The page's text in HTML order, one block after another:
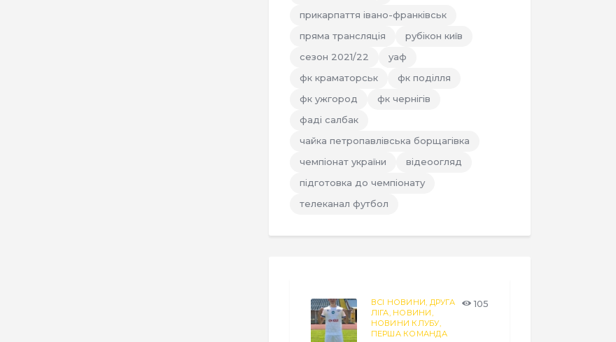
прикарпаття івано-франківськ
пряма трансляція
рубікон київ
сезон 2021/22
уаф
фк краматорськ
фк поділля
фк ужгород
фк чернігів
фаді салбак
чайка петропавлівська борщагівка
чемпіонат україни
відеоогляд
підготовка до чемпіонату
телеканал футбол
ВСІ НОВИНИ, ДРУГА
ЛІГА, НОВИНИ,
НОВИНИ КЛУБУ,
ПЕРША КОМАНДА
105